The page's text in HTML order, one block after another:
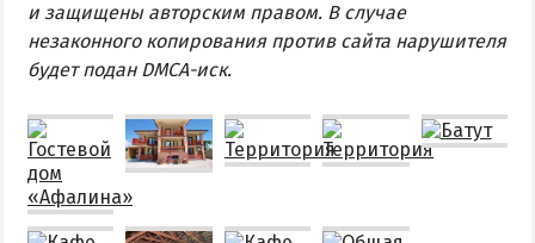
и защищены авторским правом. В случае
незаконного копирования против сайта нарушителя
будет подан DMCA-иск.